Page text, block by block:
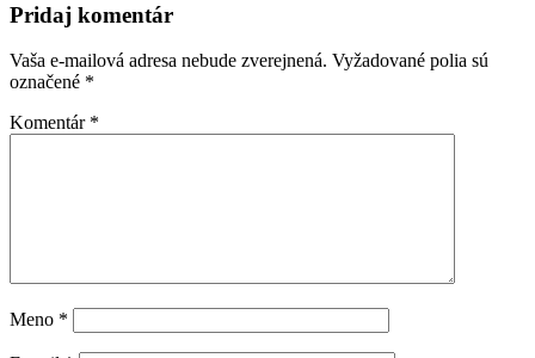
Pridaj komentár
Vaša e-mailová adresa nebude zverejnená. Vyžadované polia sú
označené *
Komentár *
Meno *